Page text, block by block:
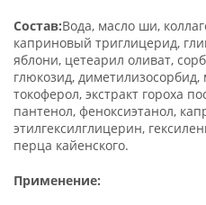
Состав:Вода, масло ши,
каприновый триглицерид,
яблони, цетеарил оливат,
глюкозид, диметилизосорбид,
токоферол, экстракт гороха
пантенол, феноксиэтанол,
этилгексилглицерин,
перца кайенского.
Применение: